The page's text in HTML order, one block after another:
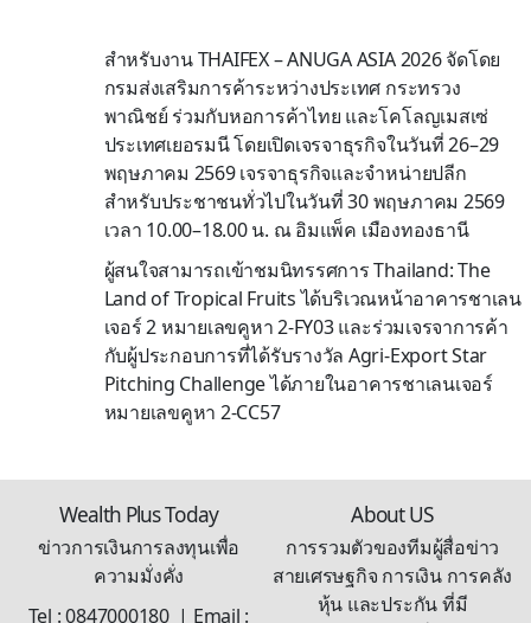
สำหรับงาน THAIFEX – ANUGA ASIA 2026 จัดโดย
กรมส่งเสริมการค้าระหว่างประเทศ กระทรวง
พาณิชย์ ร่วมกับหอการค้าไทย และโคโลญเมสเซ่
ประเทศเยอรมนี โดยเปิดเจรจาธุรกิจในวันที่ 26–29
พฤษภาคม 2569 เจรจาธุรกิจและจำหน่ายปลีก
สำหรับประชาชนทั่วไปในวันที่ 30 พฤษภาคม 2569
เวลา 10.00–18.00 น. ณ อิมแพ็ค เมืองทองธานี
ผู้สนใจสามารถเข้าชมนิทรรศการ Thailand: The
Land of Tropical Fruits ได้บริเวณหน้าอาคารชาเลน
เจอร์ 2 หมายเลขคูหา 2-FY03 และร่วมเจรจาการค้า
กับผู้ประกอบการที่ได้รับรางวัล Agri-Export Star
Pitching Challenge ได้ภายในอาคารชาเลนเจอร์
หมายเลขคูหา 2-CC57
Wealth Plus Today
ข่าวการเงินการลงทุนเพื่อ
ความมั่งคั่ง
Tel : 0847000180 | Email :
About US
การรวมตัวของทีมผู้สื่อข่าว
สายเศรษฐกิจ การเงิน การคลัง
หุ้น และประกัน ที่มี